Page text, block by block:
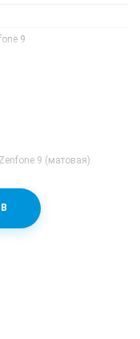
9
9 (матовая)